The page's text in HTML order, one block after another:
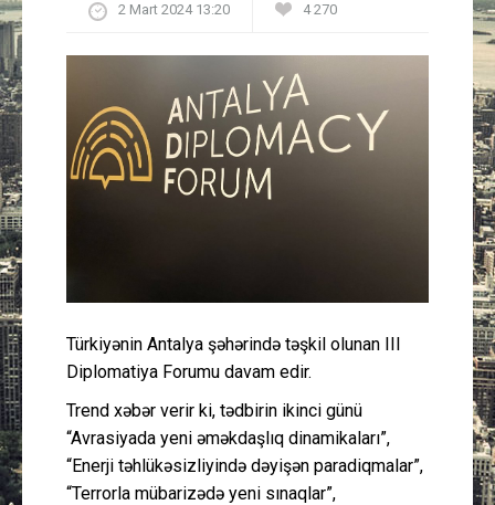
Güney Azərbaycan
Mədəniyyət
Gündəm
Cəmiyyət
Peşə etikası
2 Mart 2024 13:20 4 270
Türkiyənin Antalya şəhərində təşkil olunan III
Diplomatiya Forumu davam edir.
Trend xəbər verir ki, tədbirin ikinci günü
“Avrasiyada yeni əməkdaşlıq dinamikaları”,
“Enerji təhlükəsizliyində dəyişən paradiqmalar”,
“Terrorla mübarizədə yeni sınaqlar”,